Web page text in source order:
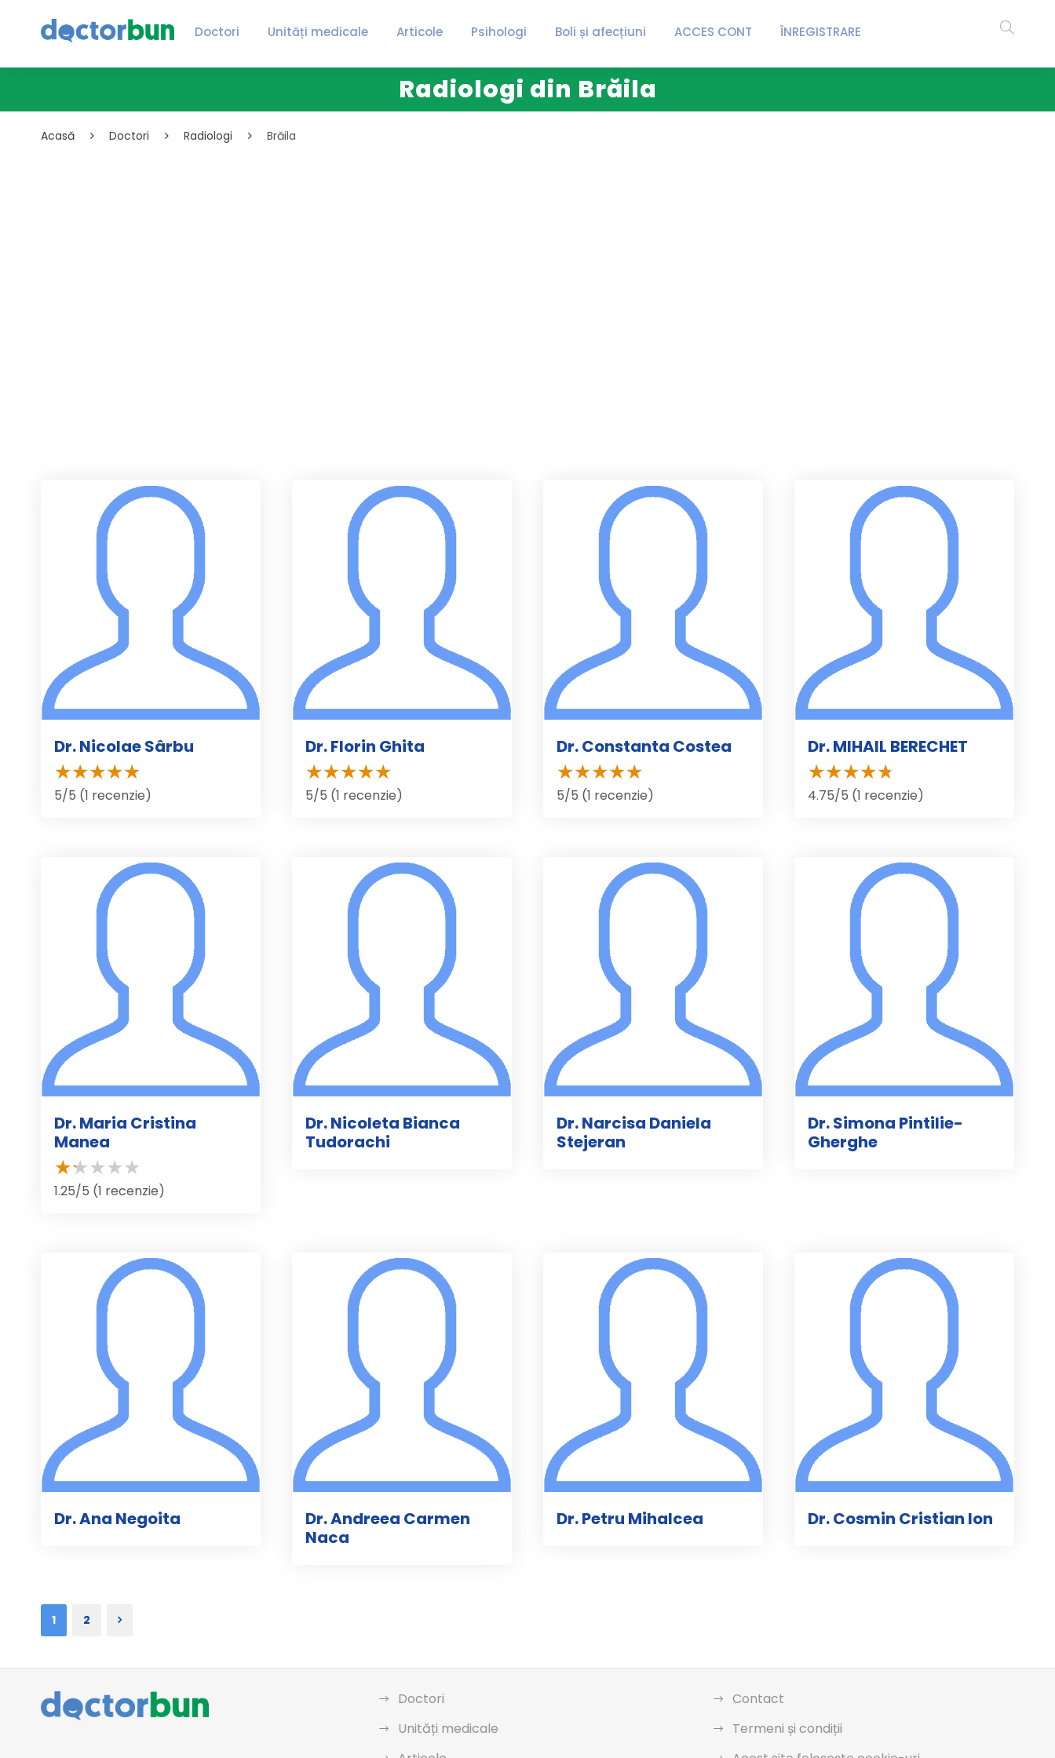
Doctori Unități medicale Articole Psihologi Boli și afecțiuni ACCES CONT ÎNREGISTRARE
Radiologi din Brăila
Acasă Doctori Radiologi Brăila
Dr. Nicolae Sârbu
5/5 (1 recenzie)
Dr. Florin Ghita
5/5 (1 recenzie)
Dr. Constanta Costea
5/5 (1 recenzie)
Dr. MIHAIL BERECHET
4.75/5 (1 recenzie)
Dr. Maria Cristina
Manea
1.25/5 (1 recenzie)
Dr. Nicoleta Bianca
Tudorachi
Dr. Narcisa Daniela
Stejeran
Dr. Simona Pintilie-
Gherghe
Dr. Ana Negoita
Dr. Andreea Carmen
Naca
Dr. Petru Mihalcea Dr. Cosmin Cristian Ion
1 2
Doctori
Unități medicale
Contact
Termeni și condiții